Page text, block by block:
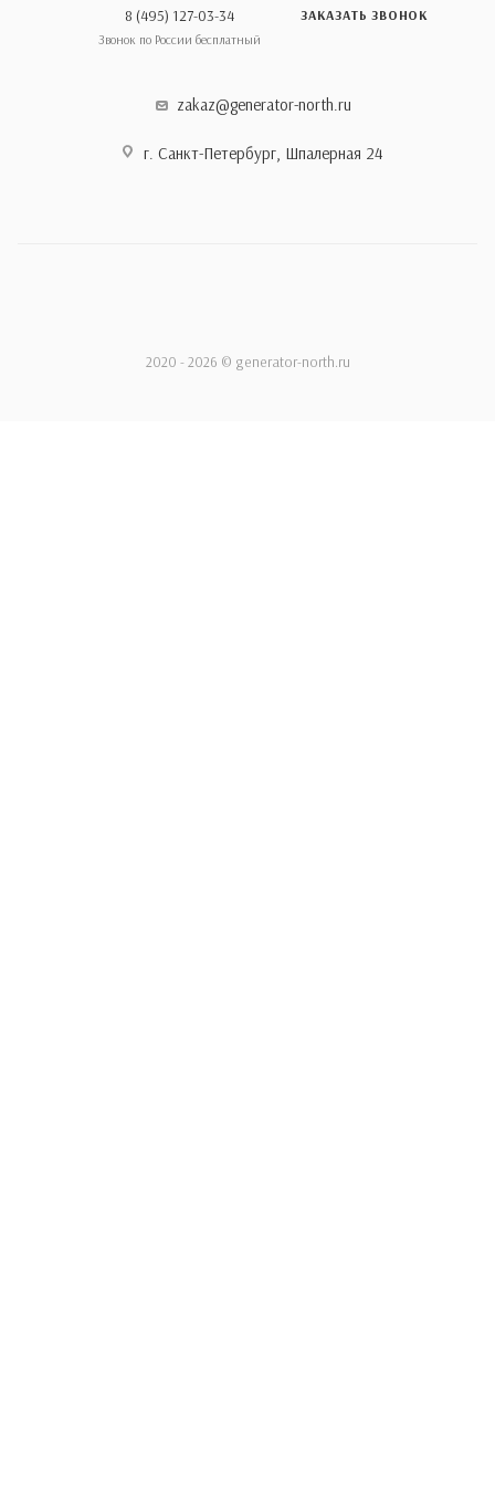
8 (495) 127-03-34
Звонок по России бесплатный
ЗАКАЗАТЬ ЗВОНОК
zakaz@generator-north.ru
г. Санкт-Петербург, Шпалерная 24
2020 - 2026 © generator-north.ru